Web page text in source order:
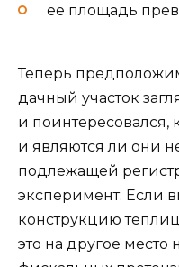
её площадь
Теперь
дачный участок
и поинтересовался,
и являются ли они
подлежащей
эксперимент. Если
конструкцию
это на другое место